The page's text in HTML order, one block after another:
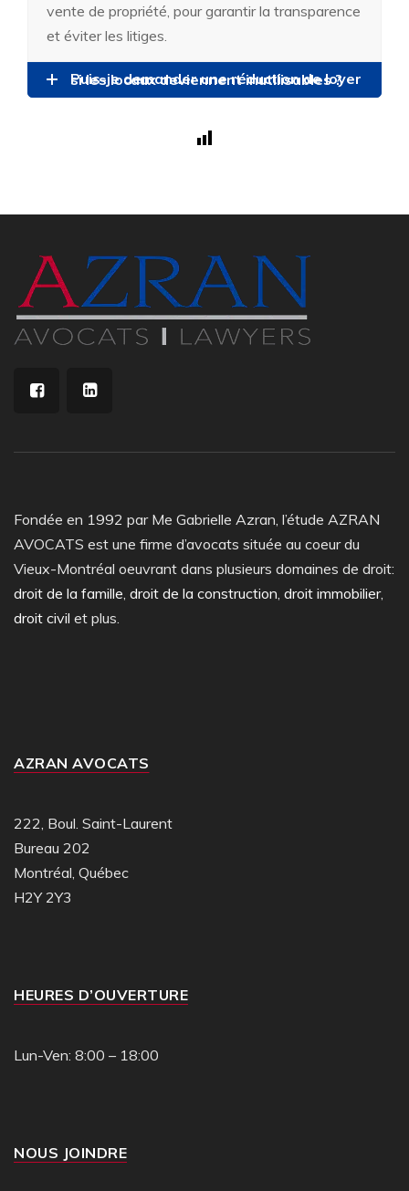
vente de propriété, pour garantir la transparence
et éviter les litiges.
Puis-je demander une réduction de loyer si les locaux deviennent inutilisables ?
Fondée en 1992 par Me Gabrielle Azran, l’étude AZRAN
AVOCATS est une firme d’avocats située au coeur du
Vieux-Montréal oeuvrant dans plusieurs domaines de droit:
droit de la famille, droit de la construction, droit immobilier,
droit civil et plus.
AZRAN AVOCATS
222, Boul. Saint-Laurent
Bureau 202
Montréal, Québec
H2Y 2Y3
HEURES D’OUVERTURE
Lun-Ven: 8:00 – 18:00
NOUS JOINDRE